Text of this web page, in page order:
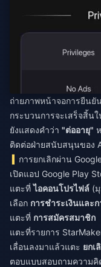
ถ่ายภาพหน้าจอการยืนยั
กระบวนการจะเสร็จสิ้น
ยังแสดงคำว่า "ต่ออายุ"
ติดต่อฝ่ายสนับสนุนของ
การยกเลิกผ่าน
เปิดแอป Google Play
แตะที่ไอคอนโปรไฟล์ (
เลือก การชำระเงินและ
แตะที่ การสมัครสมาชิก
แตะที่รายการ
เลื่อนลงมาแล้วแตะ ยกเ
ตอบแบบสอบถามความคิ